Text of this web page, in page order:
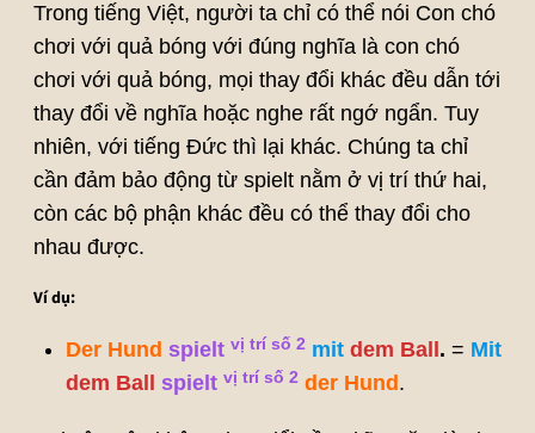
Trong tiếng Việt, người ta chỉ có thể nói Con chó
chơi với quả bóng với đúng nghĩa là con chó
chơi với quả bóng, mọi thay đổi khác đều dẫn tới
thay đổi về nghĩa hoặc nghe rất ngớ ngẩn. Tuy
nhiên, với tiếng Đức thì lại khác. Chúng ta chỉ
cần đảm bảo động từ spielt nằm ở vị trí thứ hai,
còn các bộ phận khác đều có thể thay đổi cho
nhau được.
Ví dụ:
Der Hund spielt vị trí số 2mit dem Ball . = Mit
dem Ball
spielt vị trí số 2 der Hund .